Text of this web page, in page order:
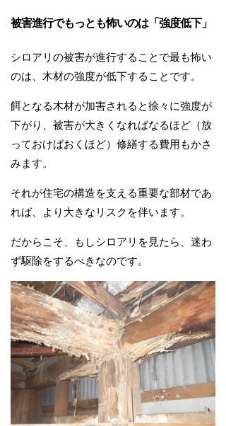
被害進行でもっとも怖いのは「強度低下」
シロアリの被害が進行することで最も怖い
のは、木材の強度が低下することです。
餌となる木材が加害されると徐々に強度が
下がり、被害が大きくなればなるほど（放
っておけばおくほど）修繕する費用もかさ
みます。
それが住宅の構造を支える重要な部材であ
れば、より大きなリスクを伴います。
だからこそ、もしシロアリを見たら、迷わ
ず駆除をするべきなのです。